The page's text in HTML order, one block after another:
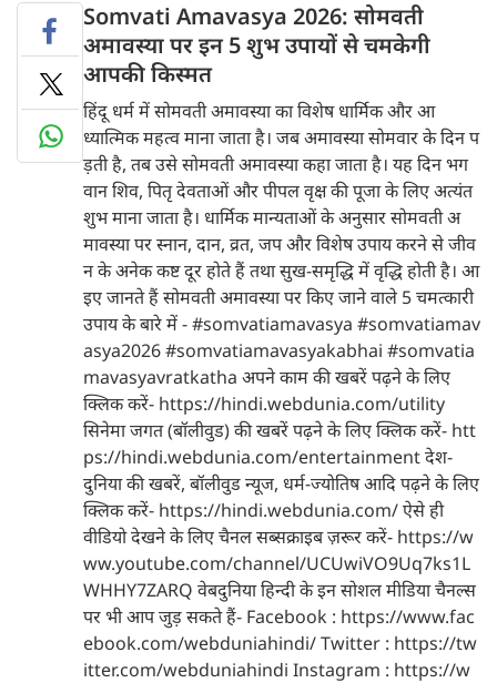
Somvati Amavasya 2026: सोमवती
अमावस्या पर इन 5 शुभ उपायों से चमकेगी
आपकी किस्मत
हिंदू धर्म में सोमवती अमावस्या का विशेष धार्मिक और आ
ध्यात्मिक महत्व माना जाता है। जब अमावस्या सोमवार के दिन प
ड़ती है, तब उसे सोमवती अमावस्या कहा जाता है। यह दिन भग
वान शिव, पितृ देवताओं और पीपल वृक्ष की पूजा के लिए अत्यंत
शुभ माना जाता है। धार्मिक मान्यताओं के अनुसार सोमवती अ
मावस्या पर स्नान, दान, व्रत, जप और विशेष उपाय करने से जीव
न के अनेक कष्ट दूर होते हैं तथा सुख-समृद्धि में वृद्धि होती है। आ
इए जानते हैं सोमवती अमावस्या पर किए जाने वाले 5 चमत्कारी
उपाय के बारे में - #somvatiamavasya #somvatiamav
asya2026 #somvatiamavasyakabhai #somvatia
mavasyavratkatha अपने काम की खबरें पढ़ने के लिए
क्लिक करें- https://hindi.webdunia.com/utility
सिनेमा जगत (बॉलीवुड) की खबरें पढ़ने के लिए क्लिक करें- htt
ps://hindi.webdunia.com/entertainment देश-
दुनिया की खबरें, बॉलीवुड न्यूज, धर्म-ज्योतिष आदि पढ़ने के लिए
क्लिक करें- https://hindi.webdunia.com/ ऐसे ही
वीडियो देखने के लिए चैनल सब्सक्राइब ज़रूर करें- https://w
ww.youtube.com/channel/UCUwiVO9Uq7ks1L
WHHY7ZARQ वेबदुनिया हिन्दी के इन सोशल मीडिया चैनल्स
पर भी आप जुड़ सकते हैं- Facebook : https://www.fac
ebook.com/webduniahindi/ Twitter : https://tw
itter.com/webduniahindi Instagram : https://w